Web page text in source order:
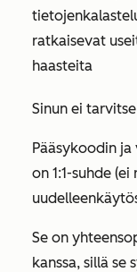
ratkaisevat
haasteita
Sinun ei
Pääsykoodin
on 1:1-suhde
Se on
kanssa, sillä se